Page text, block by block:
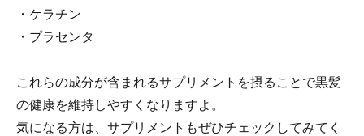
・ケラチン
・プラセンタ
これらの成分が含まれるサプリメントを摂ることで黒髪
の健康を維持しやすくなりますよ。
気になる方は、サプリメントもぜひチェックしてみてく